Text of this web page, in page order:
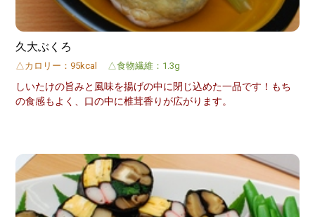
久大ぶくろ
△カロリー：95kcal △食物繊維：1.3g
しいたけの旨みと風味を揚げの中に閉じ込めた一品です！もち
の食感もよく、口の中に椎茸香りが広がります。